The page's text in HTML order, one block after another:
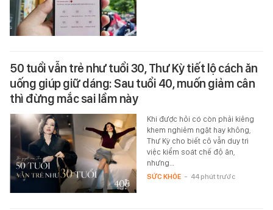
50 tuổi vẫn trẻ như tuổi 30, Thư Kỳ tiết lộ cách ăn
uống giúp giữ dáng: Sau tuổi 40, muốn giảm cân
thì đừng mắc sai lầm này
Khi được hỏi có còn phải kiêng
khem nghiêm ngặt hay không,
Thư Kỳ cho biết cô vẫn duy trì
việc kiểm soát chế độ ăn,
nhưng…
SỨC KHỎE - 44 phút trước